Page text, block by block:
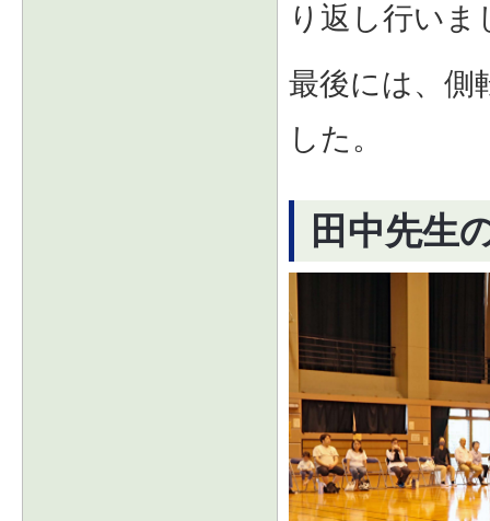
り返し行いま
最後には、側
した。
田中先生